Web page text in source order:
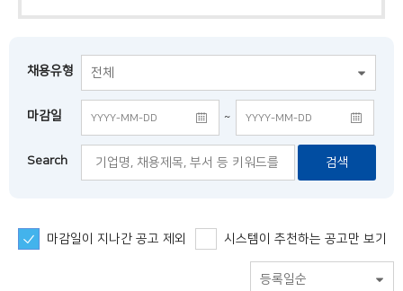
채용유형 전체
마감일 ~
Search 검색
마감일이 지나간 공고 제외 시스템이 추천하는 공고만 보기
등록일순